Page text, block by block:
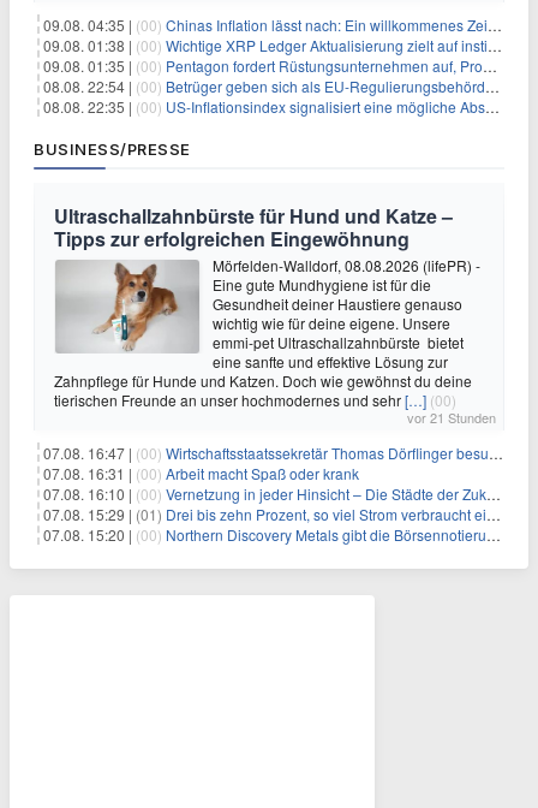
09.08. 04:35 | (00) Chinas Inflation lässt nach: Ein willkommenes Zeichen für Investoren angesichts der Folgen des Öl-Schocks
09.08. 01:38 | (00) Wichtige XRP Ledger Aktualisierung zielt auf institutionelle Akzeptanz ab
09.08. 01:35 | (00) Pentagon fordert Rüstungsunternehmen auf, Produktion angesichts eskalierender globaler Spannungen zu steigern
08.08. 22:54 | (00) Betrüger geben sich als EU-Regulierungsbehörden aus, um Krypto-Nutzer nach MiCA-Deadline ins Visier zu nehmen
08.08. 22:35 | (00) US-Inflationsindex signalisiert eine mögliche Abschwächung der Inflationsdruck
BUSINESS/PRESSE
Ultraschallzahnbürste für Hund und Katze –
Tipps zur erfolgreichen Eingewöhnung
Mörfelden-Walldorf, 08.08.2026 (lifePR) -
Eine gute Mundhygiene ist für die
Gesundheit deiner Haustiere genauso
wichtig wie für deine eigene. Unsere
emmi-pet Ultraschallzahnbürste bietet
eine sanfte und effektive Lösung zur
Zahnpflege für Hunde und Katzen. Doch wie gewöhnst du deine
tierischen Freunde an unser hochmodernes und sehr[…] (00)
vor 21 Stunden
07.08. 16:47 | (00) Wirtschaftsstaatssekretär Thomas Dörflinger besucht Handwerksbetrieb im Kammerbezirk Freiburg
07.08. 16:31 | (00) Arbeit macht Spaß oder krank
07.08. 16:10 | (00) Vernetzung in jeder Hinsicht – Die Städte der Zukunft sind grün-blau
07.08. 15:29 | (01) Drei bis zehn Prozent, so viel Strom verbraucht ein Aufzug im Gebäude
07.08. 15:20 | (00) Northern Discovery Metals gibt die Börsennotierung an der Frankfurter Wertpapierbörse bekannt